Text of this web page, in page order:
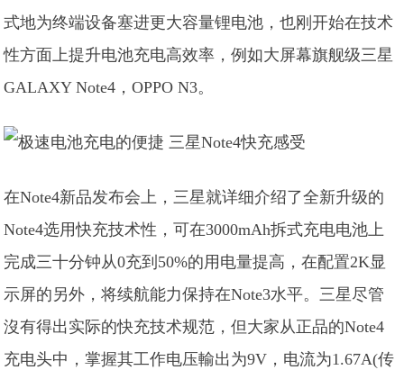
式地为终端设备塞进更大容量锂电池，也刚开始在技术
性方面上提升电池充电高效率，例如大屏幕旗舰级三星
GALAXY Note4，OPPO N3。
在Note4新品发布会上，三星就详细介绍了全新升级的
Note4选用快充技术性，可在3000mAh拆式充电电池上
完成三十分钟从0充到50%的用电量提高，在配置2K显
示屏的另外，将续航能力保持在Note3水平。三星尽管
沒有得出实际的快充技术规范，但大家从正品的Note4
充电头中，掌握其工作电压輸出为9V，电流为1.67A(传